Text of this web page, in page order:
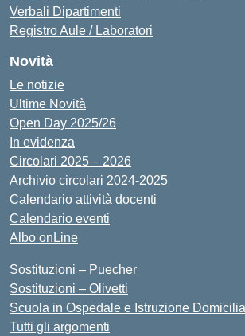
Verbali Dipartimenti
Registro Aule / Laboratori
Novità
Le notizie
Ultime Novità
Open Day 2025/26
In evidenza
Circolari 2025 – 2026
Archivio circolari 2024-2025
Calendario attività docenti
Calendario eventi
Albo onLine
Sostituzioni – Puecher
Sostituzioni – Olivetti
Scuola in Ospedale e Istruzione
Tutti gli argomenti